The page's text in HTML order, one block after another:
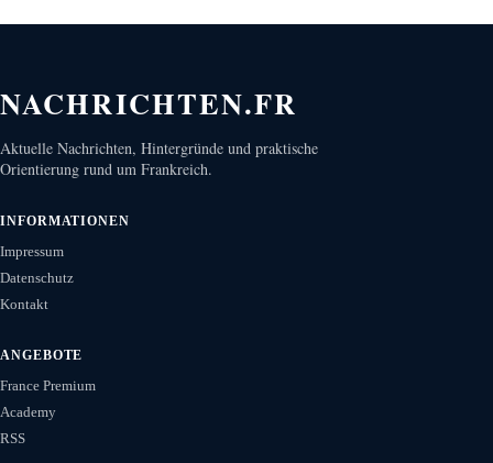
NACHRICHTEN.FR
Aktuelle Nachrichten, Hintergründe und praktische
Orientierung rund um Frankreich.
INFORMATIONEN
Impressum
Datenschutz
Kontakt
ANGEBOTE
France Premium
Academy
RSS